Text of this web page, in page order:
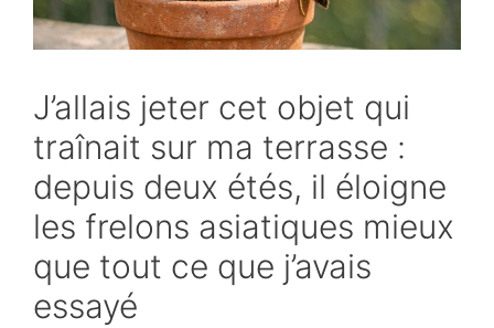
J’allais jeter cet objet qui
traînait sur ma terrasse :
depuis deux étés, il éloigne
les frelons asiatiques mieux
que tout ce que j’avais
essayé